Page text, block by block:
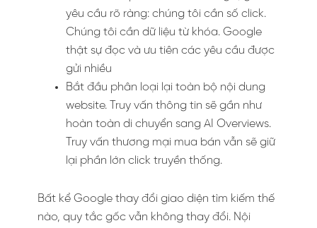
yêu cầu rõ ràng: chúng tôi cần số click.
Chúng tôi cần dữ liệu từ khóa. Google
thật sự đọc và ưu tiên các yêu cầu được
gửi nhiều
Bắt đầu phân loại lại toàn bộ nội dung
website. Truy vấn thông tin sẽ gần như
hoàn toàn di chuyển sang AI Overviews.
Truy vấn thương mại mua bán vẫn sẽ giữ
lại phần lớn click truyền thống.
Bất kể Google thay đổi giao diện tìm kiếm thế
nào, quy tắc gốc vẫn không thay đổi. Nội